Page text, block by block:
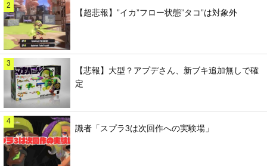
2
【超悲報】”イカ”フロー状態”タコ”は対象外
3
【悲報】大型？アプデさん、新ブキ追加無しで確
定
4
識者「スプラ3は次回作への実験場」